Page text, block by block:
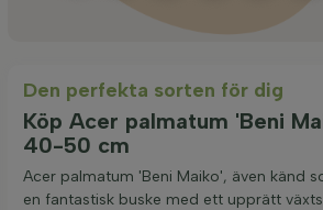
Den perfekta sorten för dig
Köp Acer palmatum 'Beni
40-50 cm
Acer palmatum 'Beni Maiko', även känd
en fantastisk buske med ett upprätt